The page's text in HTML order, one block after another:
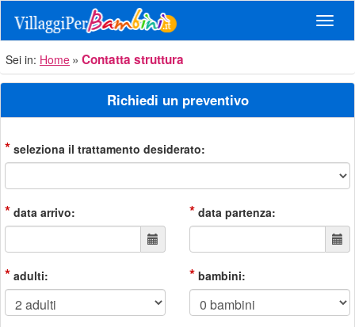
Sei in: Home Contatta struttura
Richiedi un preventivo
* seleziona il trattamento desiderato:
* data arrivo: * data partenza:
* adulti: * bambini: